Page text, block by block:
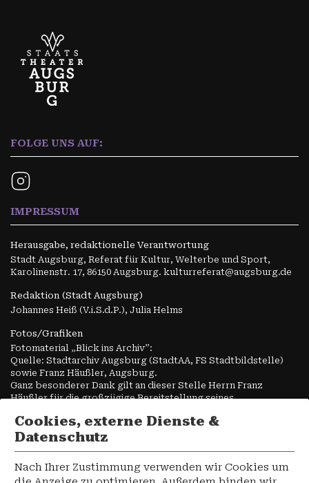
FOLGE UNS AUF:
IMPRESSUM
Herausgabe, redaktionelle Verantwortung
Stadt Augsburg, Referat für Kultur, Welterbe und Sport,
Karolinenstr. 17, 86150 Augsburg. kulturreferat@augsburg.de
Redaktion (Stadt Augsburg)
Johannes Heiß (V.i.S.d.P.), Julia Helms
Fotos/Grafiken
Fotomaterial „Blick ins Archiv”:
Quelle: Stadtarchiv Augsburg (StadtAA, FS Stadtbildstelle)
sowie Franz Häußler, Augsburg.
Ganz besonderer Dank gilt an dieser Stelle Herrn Franz
Häußler für die großzügige Bereitstellung seines
Alle Grafiken und weiteren Fotos
der städtischen Planung und stellen keine fotorealistischen
Cookies, externe Dienste &
Datenschutz
Nach Ihrer Zustimmung verwenden wir Cookies um